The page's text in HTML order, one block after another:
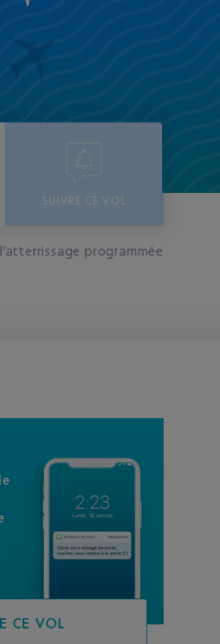
SUIVRE CE VOL
programmée
CE VOL